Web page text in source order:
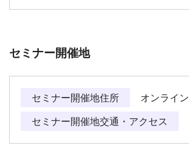
セミナー開催地
セミナー開催地住所
オンライン
セミナー開催地交通・アクセス